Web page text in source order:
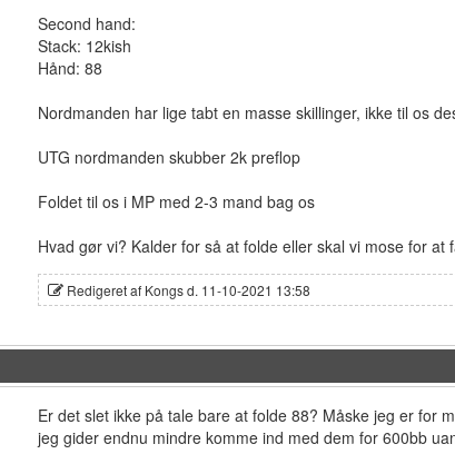
Second hand:
Stack: 12kish
Hånd: 88
Nordmanden har lige tabt en masse skillinger, ikke til os
UTG nordmanden skubber 2k preflop
Foldet til os i MP med 2-3 mand bag os
Hvad gør vi? Kalder for så at folde eller skal vi mose for
Redigeret af Kongs d. 11-10-2021 13:58
Er det slet ikke på tale bare at folde 88? Måske jeg er for
jeg gider endnu mindre komme ind med dem for 600bb